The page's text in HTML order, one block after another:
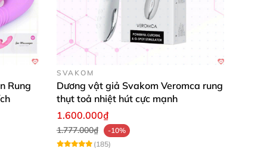
mà bạn yêu thích.
Rung
SVAKOM
Dương vật giả Svakom Veromca rung
thụt toả nhiệt hút cực mạnh
1.600.000₫
1.777.000₫
-10%
(185)